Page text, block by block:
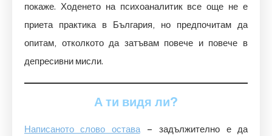
покаже. Ходенето на психоаналитик все още не е
приета практика в България, но предпочитам да
опитам, отколкото да затъвам повече и повече в
депресивни мисли.
А ти видя ли?
Написаното слово остава– задължително е да